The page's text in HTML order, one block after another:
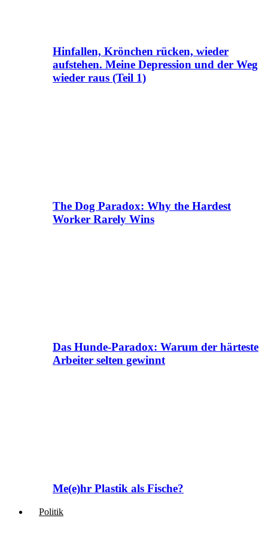
Hinfallen, Krönchen rücken, wieder
aufstehen. Meine Depression und der Weg
wieder raus (Teil 1)
The Dog Paradox: Why the Hardest
Worker Rarely Wins
Das Hunde-Paradox: Warum der härteste
Arbeiter selten gewinnt
Me(e)hr Plastik als Fische?
Politik